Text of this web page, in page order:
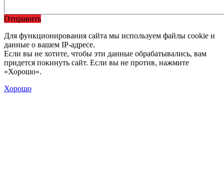
Отправить
Для функционирования сайта мы используем файлы cookie и
данные о вашем IP-адресе.
Если вы не хотите, чтобы эти данные обрабатывались, вам
придется покинуть сайт. Если вы не против, нажмите
«Хорошо».
Хорошо